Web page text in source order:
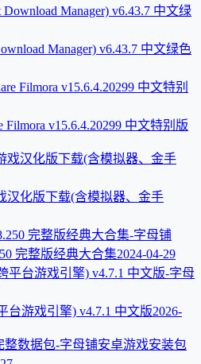
Manager) v6.43.7 中文绿色
Filmora v15.6.4.20299 中文特别版
汉化版下载(含模拟器、金手
完整版经典大合集2024-04-29
台游戏引擎) v4.7.1 中文版2026-
安卓游戏安装包